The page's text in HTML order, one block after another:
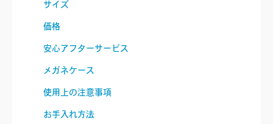
サイズ
価格
安心アフターサービス
メガネケース
使用上の注意事項
お手入れ方法